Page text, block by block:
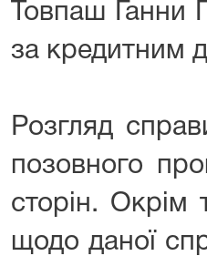
Товпаш Ганни
за кредитним
Розгляд
позовного
сторін.
щодо даної